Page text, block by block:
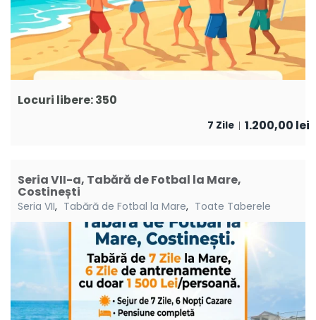
Locuri libere: 350
7 Zile 1.200,00 lei
Seria VII-a, Tabără de Fotbal la Mare,
Costinești
Seria VII, Tabără de Fotbal la Mare, Toate Taberele